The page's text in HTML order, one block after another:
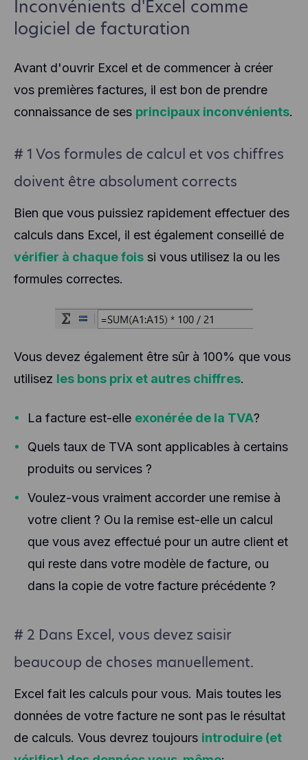
Inconvénients d'Excel comme
logiciel de facturation
Avant d'ouvrir Excel et de commencer à créer
vos premières factures, il est bon de prendre
connaissance de ses principaux inconvénients.
# 1 Vos formules de calcul et vos chiffres
doivent être absolument corrects
Bien que vous puissiez rapidement effectuer des
calculs dans Excel, il est également conseillé de
vérifier à chaque fois si vous utilisez la ou les
formules correctes.
Vous devez également être sûr à 100% que vous
utilisez les bons prix et autres chiffres.
La facture est-elle exonérée de la TVA?
Quels taux de TVA sont applicables à certains
produits ou services ?
Voulez-vous vraiment accorder une remise à
votre client ? Ou la remise est-elle un calcul
que vous avez effectué pour un autre client et
qui reste dans votre modèle de facture, ou
dans la copie de votre facture précédente ?
# 2 Dans Excel, vous devez saisir
beaucoup de choses manuellement.
Excel fait les calculs pour vous. Mais toutes les
données de votre facture ne sont pas le résultat
de calculs. Vous devrez toujours introduire (et